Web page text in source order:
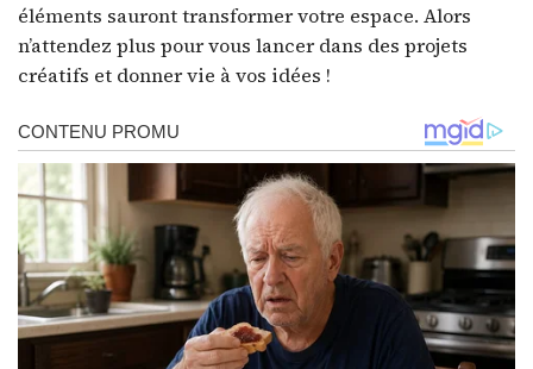
éléments sauront transformer votre espace. Alors
n’attendez plus pour vous lancer dans des projets
créatifs et donner vie à vos idées !